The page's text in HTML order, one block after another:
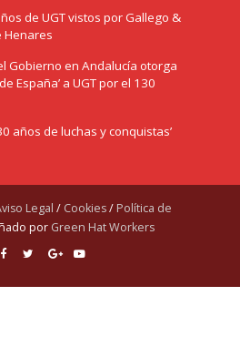
de UGT vistos por Gallego &
Henares
Gobierno en Andalucía otorga
España’ a UGT por el 130
años de luchas y conquistas’
Legal / Cookies/ Política de
por Green Hat Workers